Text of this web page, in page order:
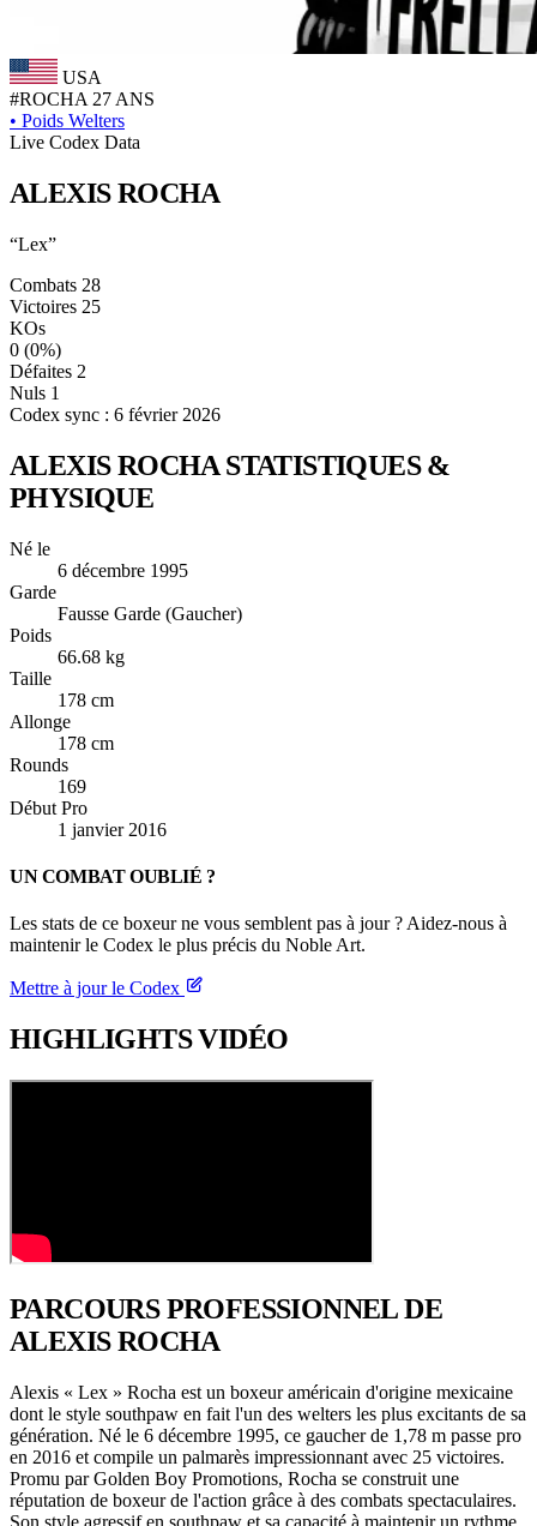
USA
#ROCHA 27 ANS
• Poids Welters
Live Codex Data
ALEXISROCHA
“Lex”
Combats 28
Victoires 25
KOs
0 (0%)
Défaites 2
Nuls 1
Codex sync : 6 février 2026
ALEXIS ROCHA STATISTIQUES &
PHYSIQUE
Né le
6 décembre 1995
Garde
Fausse Garde (Gaucher)
Poids
66.68 kg
Taille
178 cm
Allonge
178 cm
Rounds
169
Début Pro
1 janvier 2016
UN COMBAT OUBLIÉ ?
Les stats de ce boxeur ne vous semblent pas à jour ? Aidez-nous à
maintenir le Codex le plus précis du Noble Art.
Mettre à jour le Codex
HIGHLIGHTSVIDÉO
PARCOURS PROFESSIONNELDE
ALEXIS ROCHA
Alexis « Lex » Rocha est un boxeur américain d'origine mexicaine
dont le style southpaw en fait l'un des welters les plus excitants de sa
génération. Né le 6 décembre 1995, ce gaucher de 1,78 m passe pro
en 2016 et compile un palmarès impressionnant avec 25 victoires.
Promu par Golden Boy Promotions, Rocha se construit une
réputation de boxeur de l'action grâce à des combats spectaculaires.
Son style agressif en southpaw et sa capacité à maintenir un rythme